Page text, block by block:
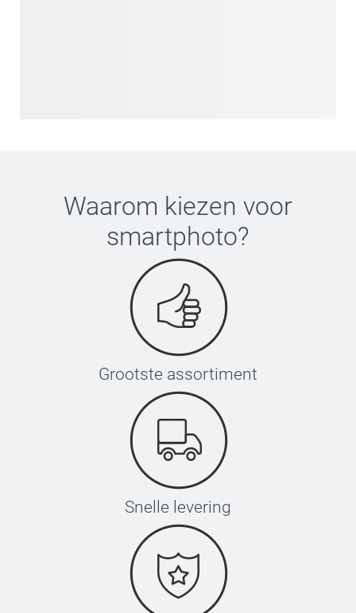
Waarom kiezen voor
smartphoto?
Grootste assortiment
Snelle levering